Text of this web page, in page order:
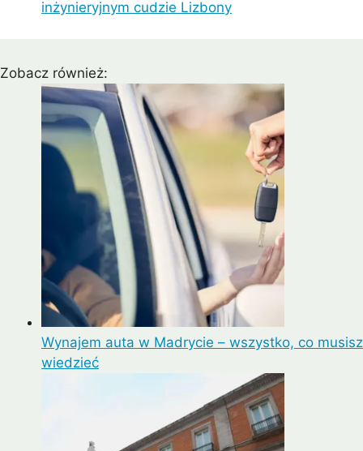
inżynieryjnym cudzie Lizbony
Zobacz również:
Wynajem auta w Madrycie – wszystko, co musisz
wiedzieć